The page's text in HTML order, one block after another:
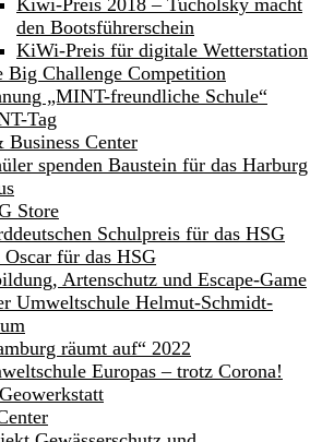
Kiwi-Preis 2018 – Tucholsky macht
den Bootsführerschein
KiWi-Preis für digitale Wetterstation
Big Challenge Competition
„MINT-freundliche Schule“
Tag
Business Center
spenden Baustein für das Harburg
Store
Schulpreis für das HSG
für das HSG
Artenschutz und Escape-Game
Umweltschule Helmut-Schmidt-
räumt auf“ 2022
Europas – trotz Corona!